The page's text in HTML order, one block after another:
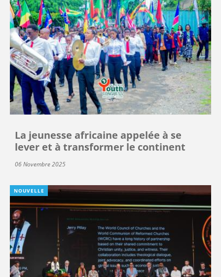
La jeunesse africaine appelée à se
lever et à transformer le continent
06 Novembre 2025
NOUVELLE